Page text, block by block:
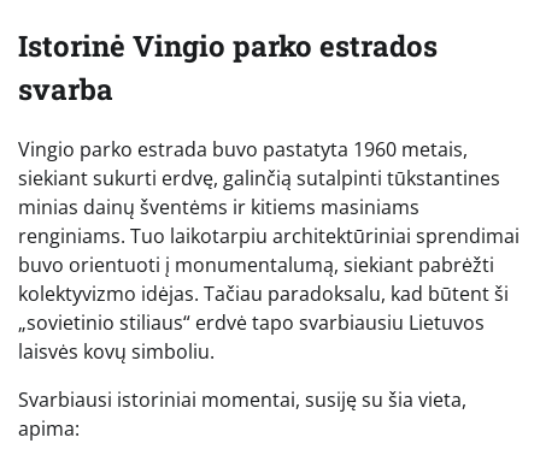
Istorinė Vingio parko estrados
svarba
Vingio parko estrada buvo pastatyta 1960 metais,
siekiant sukurti erdvę, galinčią sutalpinti tūkstantines
minias dainų šventėms ir kitiems masiniams
renginiams. Tuo laikotarpiu architektūriniai sprendimai
buvo orientuoti į monumentalumą, siekiant pabrėžti
kolektyvizmo idėjas. Tačiau paradoksalu, kad būtent ši
„sovietinio stiliaus“ erdvė tapo svarbiausiu Lietuvos
laisvės kovų simboliu.
Svarbiausi istoriniai momentai, susiję su šia vieta,
apima: